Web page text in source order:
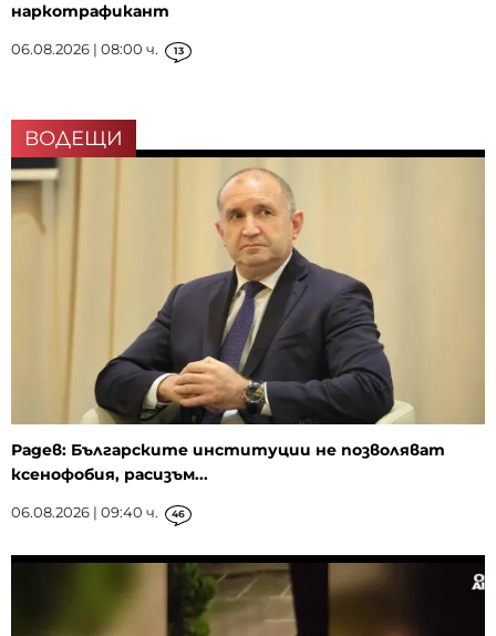
наркотрафикант
06.08.2026 | 08:00 ч. 13
ВОДЕЩИ
Радев: Българските институции не позволяват
ксенофобия, расизъм...
06.08.2026 | 09:40 ч. 46